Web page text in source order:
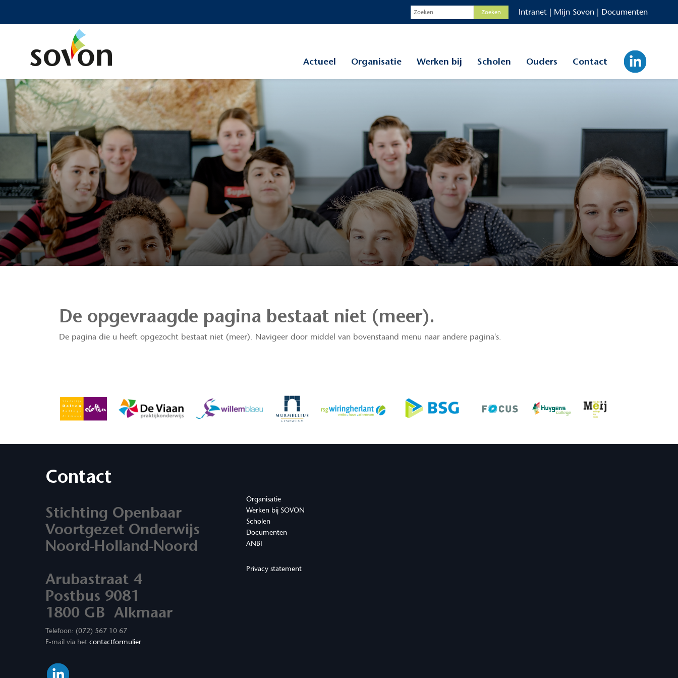
Intranet | Mijn Sovon | Documenten
Actueel Organisatie Werken bij Scholen Ouders Contact
De opgevraagde pagina bestaat niet (meer).
De pagina die u heeft opgezocht bestaat niet (meer). Navigeer door middel van bovenstaand menu naar andere pagina's.
Contact
Stichting Openbaar
Voortgezet Onderwijs
Noord-Holland-Noord
Arubastraat 4
Postbus 9081
1800 GB Alkmaar
Telefoon: (072) 567 10 67
E-mail via het contactformulier
Organisatie
Werken bij SOVON
Scholen
Documenten
ANBI
Privacy statement